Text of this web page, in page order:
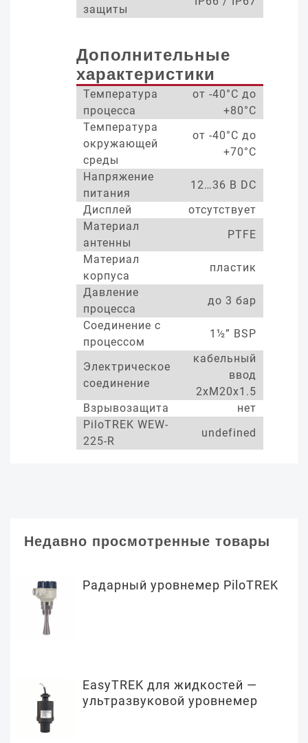
защиты
Дополнительные
характеристики
Температура
процесса
от -40°С до
+80°С
Температура
окружающей
среды
от -40°С до
+70°С
Напряжение
питания
12…36 В DC
Дисплей
отсутствует
Материал
антенны
PTFE
Материал
корпуса
пластик
Давление
процесса
до 3 бар
Соединение с
процессом
1½” BSP
Электрическое
соединение
кабельный
ввод
2xM20x1.5
Взрывозащита
нет
PiloTREK WEW-
225-R
undefined
Недавно просмотренные товары
Радарный уровнемер PiloTREK
EasyTREK для жидкостей —
ультразвуковой уровнемер